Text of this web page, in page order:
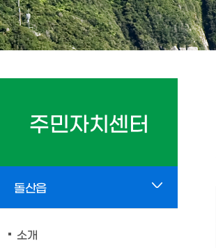
주민자치센터
돌산읍
소개